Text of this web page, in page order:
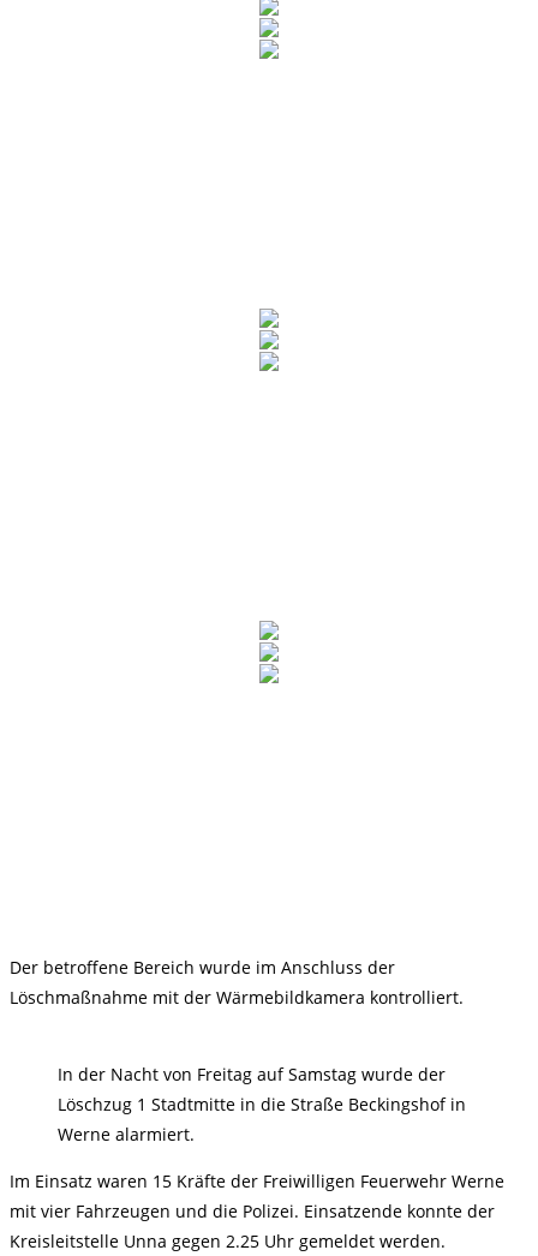
Der betroffene Bereich wurde im Anschluss der
Löschmaßnahme mit der Wärmebildkamera kontrolliert.
In der Nacht von Freitag auf Samstag wurde der
Löschzug 1 Stadtmitte in die Straße Beckingshof in
Werne alarmiert.
Im Einsatz waren 15 Kräfte der Freiwilligen Feuerwehr Werne
mit vier Fahrzeugen und die Polizei. Einsatzende konnte der
Kreisleitstelle Unna gegen 2.25 Uhr gemeldet werden.